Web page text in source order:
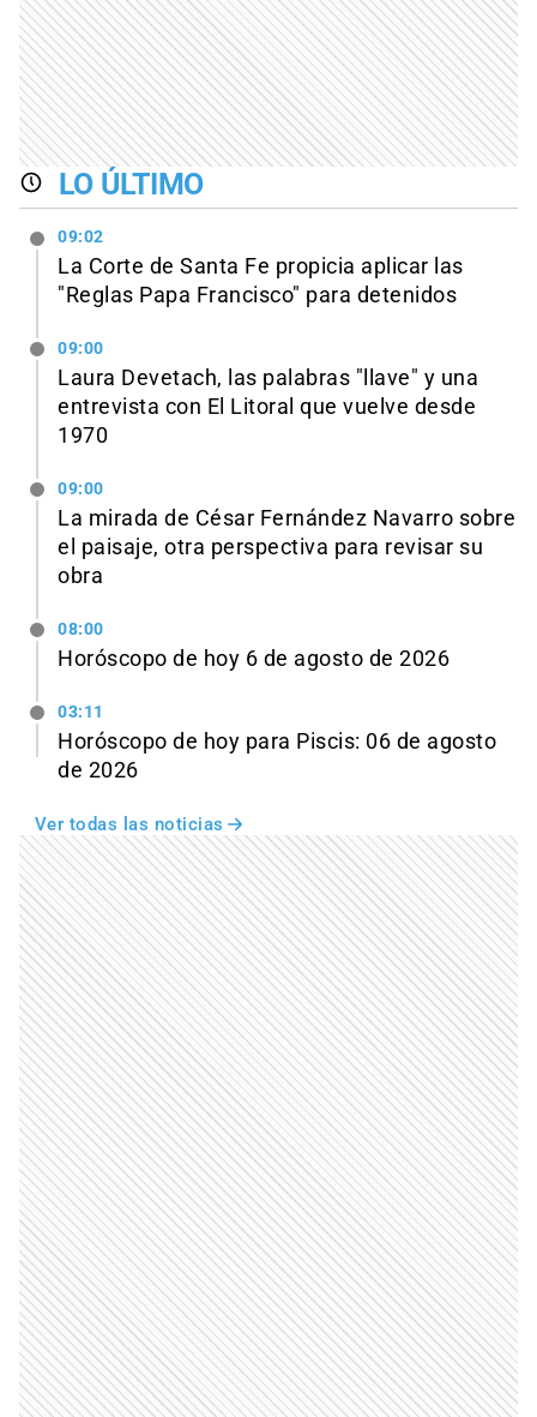
LO ÚLTIMO
09:02
La Corte de Santa Fe propicia aplicar las
"Reglas Papa Francisco" para detenidos
09:00
Laura Devetach, las palabras "llave" y una
entrevista con El Litoral que vuelve desde
1970
09:00
La mirada de César Fernández Navarro sobre
el paisaje, otra perspectiva para revisar su
obra
08:00
Horóscopo de hoy 6 de agosto de 2026
03:11
Horóscopo de hoy para Piscis: 06 de agosto
de 2026
Ver todas las noticias